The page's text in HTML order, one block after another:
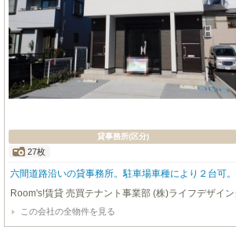
貸事務所(区分)
27枚
六間道路沿いの貸事務所。駐車場車種により２台可。
Room's!賃貸 売買テナント事業部 (株)ライフデザイ
この会社の全物件を見る